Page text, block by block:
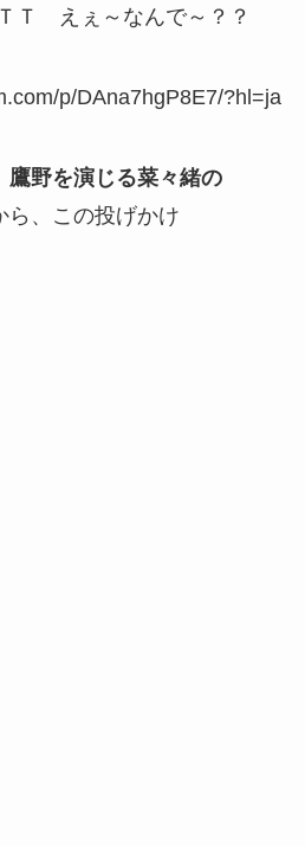
Ｔ えぇ～なんで～？？
p/DAna7hgP8E7/?hl=ja
鷹野を演じる菜々緒の
、この投げかけ